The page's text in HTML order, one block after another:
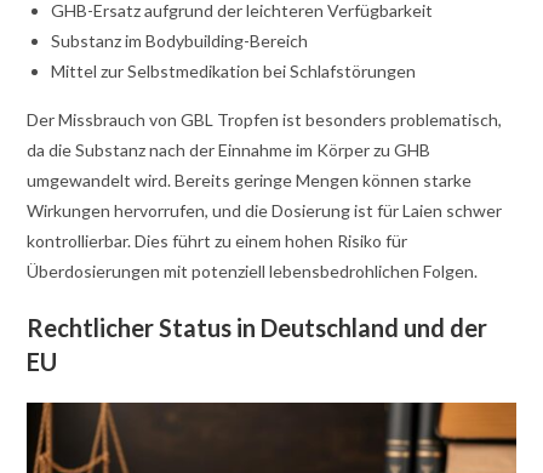
GHB-Ersatz aufgrund der leichteren Verfügbarkeit
Substanz im Bodybuilding-Bereich
Mittel zur Selbstmedikation bei Schlafstörungen
Der Missbrauch von GBL Tropfen ist besonders problematisch,
da die Substanz nach der Einnahme im Körper zu GHB
umgewandelt wird. Bereits geringe Mengen können starke
Wirkungen hervorrufen, und die Dosierung ist für Laien schwer
kontrollierbar. Dies führt zu einem hohen Risiko für
Überdosierungen mit potenziell lebensbedrohlichen Folgen.
Rechtlicher Status in Deutschland und der
EU